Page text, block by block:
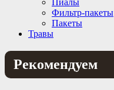
Пиалы
Фильтр-пакеты
Пакеты
Травы
Рекомендуем